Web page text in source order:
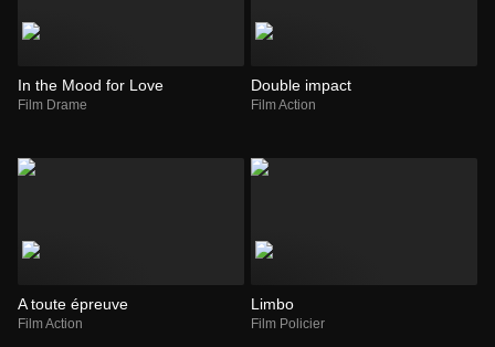
In the Mood for Love
Film Drame
Double impact
Film Action
A toute épreuve
Film Action
Limbo
Film Policier